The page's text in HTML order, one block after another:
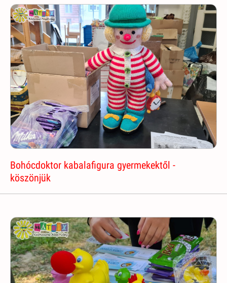
Bohócdoktor kabalafigura gyermekektől -
köszönjük